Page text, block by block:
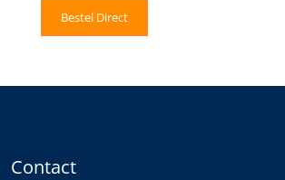
Bestel Direct
Contact